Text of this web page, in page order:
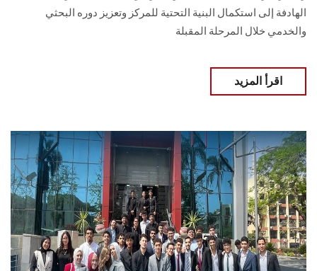
الهادفة إلى استكمال البنية التحتية للمركز وتعزيز دوره البحثي
والخدمي خلال المرحلة المقبلة
اقرأ المزيد